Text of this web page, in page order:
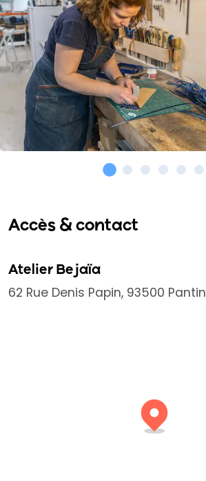
Accès & contact
Atelier Bejaïa
62 Rue Denis Papin, 93500 Pantin